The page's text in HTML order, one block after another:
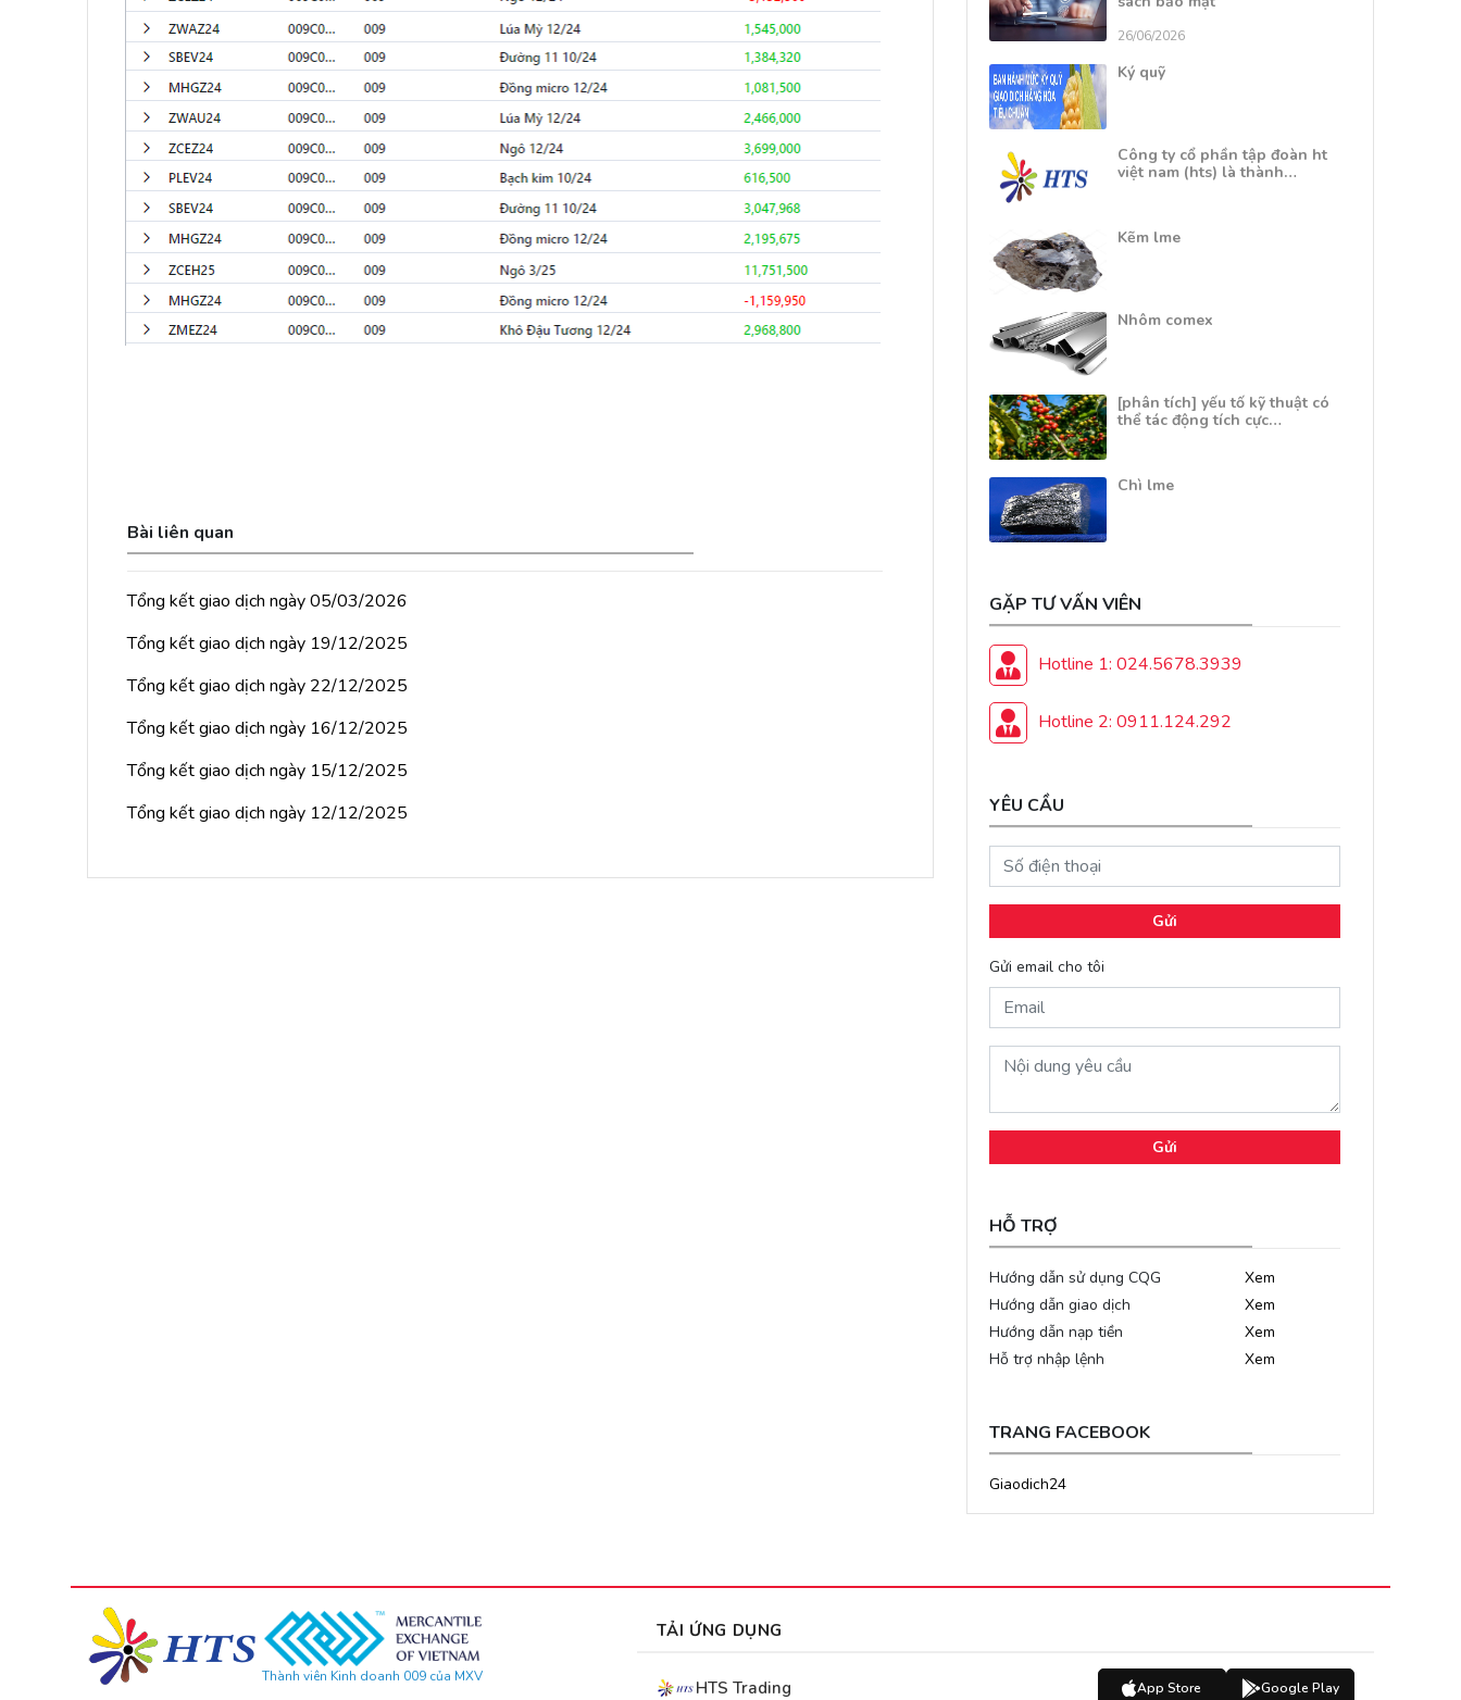
Bài liên quan
Tổng kết giao dịch ngày 05/03/2026
Tổng kết giao dịch ngày 19/12/2025
Tổng kết giao dịch ngày 22/12/2025
Tổng kết giao dịch ngày 16/12/2025
Tổng kết giao dịch ngày 15/12/2025
Tổng kết giao dịch ngày 12/12/2025
26/06/2026
Ký quỹ
Công ty cổ phần tập đoàn ht
việt nam (hts) là thành…
Kẽm lme
Nhôm comex
[phân tích] yếu tố kỹ thuật có
thể tác động tích cực…
Chì lme
GẶP TƯ VẤN VIÊN
Hotline 1: 024.5678.3939
Hotline 2: 0911.124.292
YÊU CẦU
Gửi
Gửi email cho tôi
Gửi
HỖ TRỢ
Hướng dẫn sử dụng CQG
Xem
Hướng dẫn giao dịch
Xem
Hướng dẫn nạp tiền
Xem
Hỗ trợ nhập lệnh
Xem
TRANG FACEBOOK
Giaodich24
Thành viên Kinh doanh 009 của MXV
TẢI ỨNG DỤNG
HTS Trading App Store Google Play